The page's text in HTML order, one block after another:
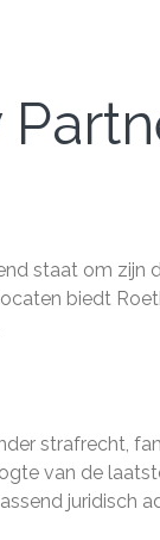
staat om zijn
biedt
strafrecht,
van de
juridisch